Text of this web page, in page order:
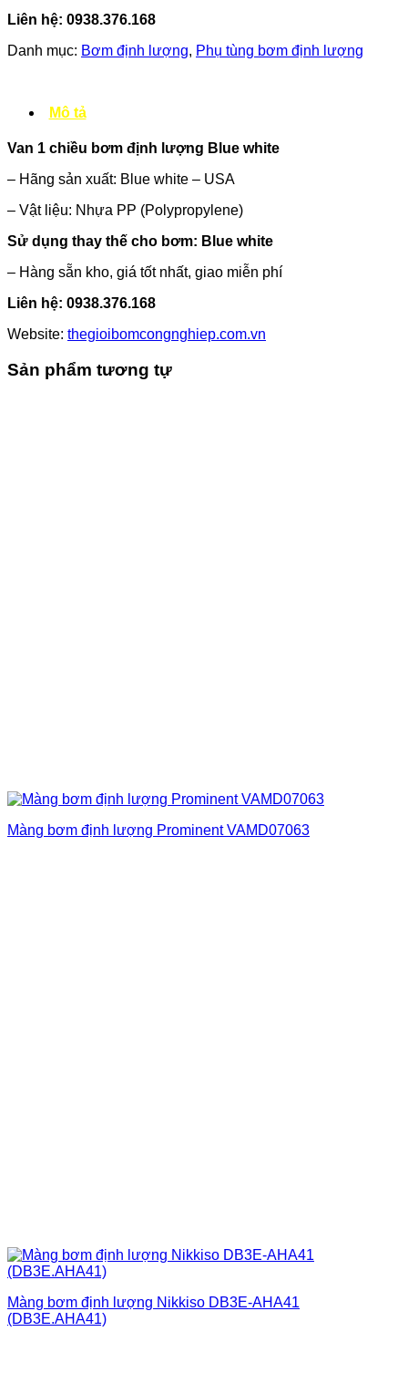
Liên hệ: 0938.376.168
Danh mục: Bơm định lượng, Phụ tùng bơm định lượng
Mô tả
Van 1 chiều bơm định lượng Blue white
– Hãng sản xuất: Blue white – USA
– Vật liệu: Nhựa PP (Polypropylene)
Sử dụng thay thế cho bơm: Blue white
– Hàng sẵn kho, giá tốt nhất, giao miễn phí
Liên hệ: 0938.376.168
Website: thegioibomcongnghiep.com.vn
Sản phẩm tương tự
Màng bơm định lượng Prominent VAMD07063
Màng bơm định lượng Nikkiso DB3E-AHA41
(DB3E.AHA41)